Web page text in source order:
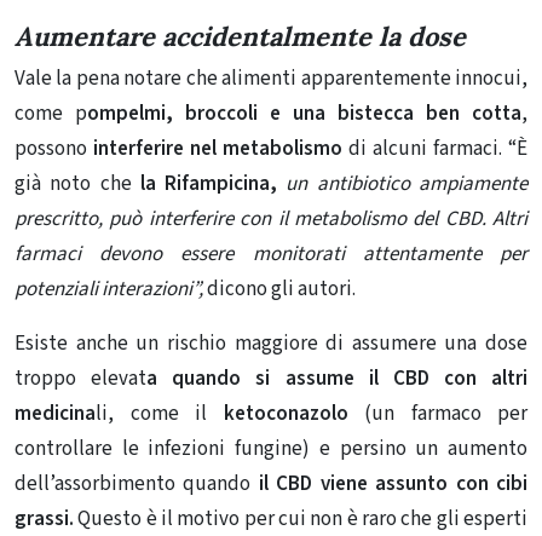
Aumentare accidentalmente la dose
Vale la pena notare che alimenti apparentemente innocui,
come pompelmi, broccoli e una bistecca ben cotta,
possono interferire nel metabolismo di alcuni farmaci. “È
già noto che la Rifampicina, un antibiotico ampiamente
prescritto, può interferire con il metabolismo del CBD. Altri
farmaci devono essere monitorati attentamente per
potenziali interazioni”,dicono gli autori.
Esiste anche un rischio maggiore di assumere una dose
troppo elevata quando si assume il CBD con altri
medicinali, come il ketoconazolo
(un farmaco per
controllare le infezioni fungine) e persino un aumento
dell’assorbimento quando il CBD viene assunto con cibi
grassi.Questo è il motivo per cui non è raro che gli esperti